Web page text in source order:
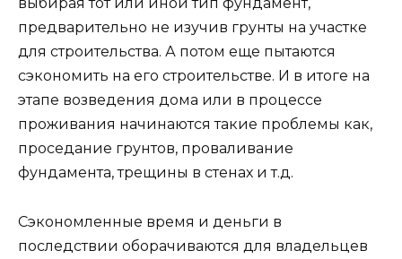
выбирая тот или иной тип фундамент,
предварительно не изучив грунты на участке
для строительства. А потом еще пытаются
сэкономить на его строительстве. И в итоге на
этапе возведения дома или в процессе
проживания начинаются такие проблемы как,
проседание грунтов, проваливание
фундамента, трещины в стенах и т.д.
Сэкономленные время и деньги в
последствии оборачиваются для владельцев